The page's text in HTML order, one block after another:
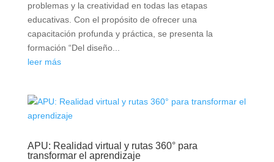
problemas y la creatividad en todas las etapas
educativas. Con el propósito de ofrecer una
capacitación profunda y práctica, se presenta la
formación “Del diseño...
leer más
APU: Realidad virtual y rutas 360° para
transformar el aprendizaje